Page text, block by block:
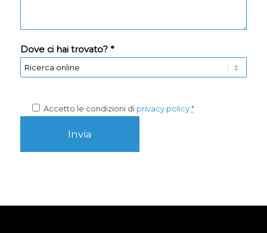
Dove ci hai trovato? *
Accetto le condizioni di privacy policy *